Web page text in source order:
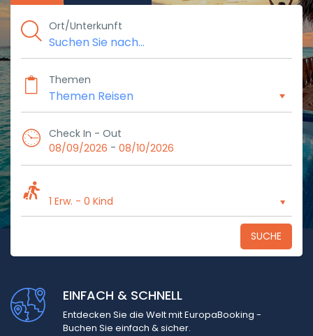
Ort/Unterkunft
Themen
Check In - Out
08/09/2026 - 08/10/2026
1 Erw. - 0 Kind
SUCHE
EINFACH & SCHNELL
Entdecken Sie die Welt mit EuropaBooking -
Buchen Sie einfach & sicher.